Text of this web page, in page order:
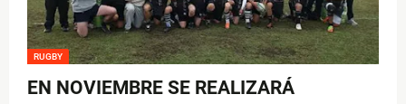
RUGBY
EN NOVIEMBRE SE REALIZARÁ